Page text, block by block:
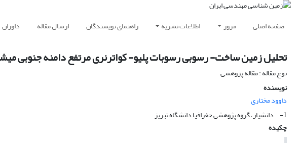
صفحه اصلی مرور اطلاعات نشریه راهنمای نویسندگان ارسال مقاله داوران
تحلیل زمین ساخت- رسوبی رسوبات پلیو- کواترنری مرتفع دامنه جنوبی
نوع مقاله : مقاله پژوهشی
نویسنده
داوود مختاری
1- دانشیار، گروه پژوهشی جغرافیا دانشگاه تبریز
چکیده